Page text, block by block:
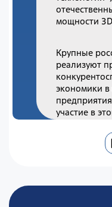
мощности
Крупные
реализуют
экономики в
участие в